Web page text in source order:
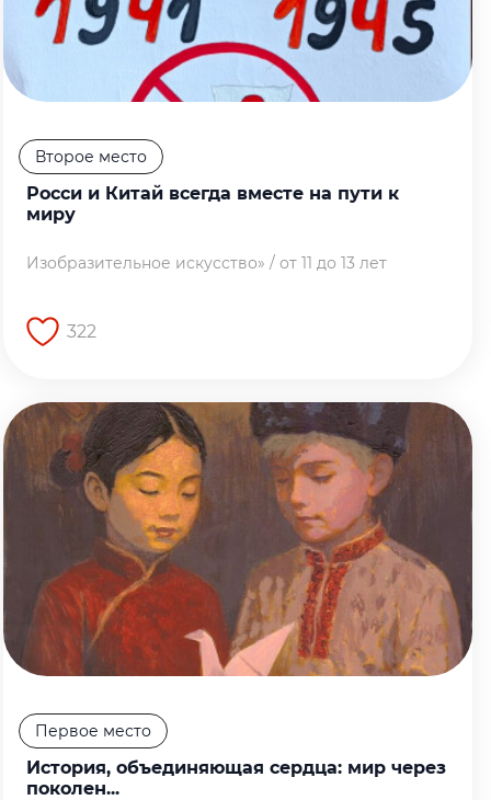
Второе место
Росси и Китай всегда вместе на пути к
миру
Изобразительное искусство» / от 11 до 13 лет
322
Первое место
История, объединяющая сердца: мир через
поколен...